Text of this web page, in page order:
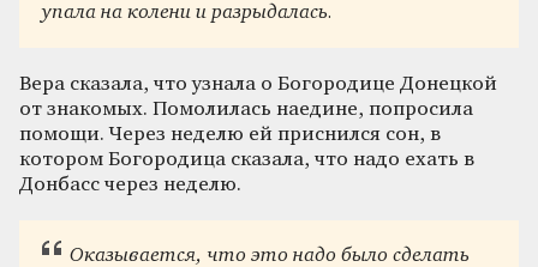
упала на колени и разрыдалась.
Вера сказала, что узнала о Богородице Донецкой
от знакомых. Помолилась наедине, попросила
помощи. Через неделю ей приснился сон, в
котором Богородица сказала, что надо ехать в
Донбасс через неделю.
Оказывается, что это надо было сделать